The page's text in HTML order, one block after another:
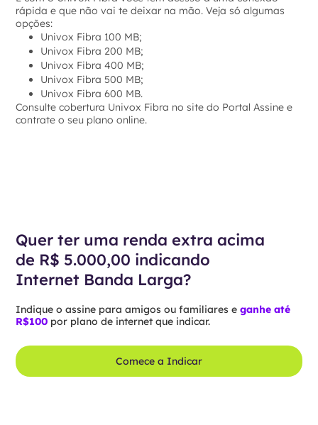
rápida e que não vai te deixar na mão. Veja só algumas
opções:
Univox Fibra 100 MB;
Univox Fibra 200 MB;
Univox Fibra 400 MB;
Univox Fibra 500 MB;
Univox Fibra 600 MB.
Consulte cobertura Univox Fibra no site do Portal Assine e
contrate o seu plano online.
Quer ter uma renda extra acima
de R$ 5.000,00 indicando
Internet Banda Larga?
Indique o assine para amigos ou familiares eganhe até
R$100 por plano de internet que indicar.
Comece a Indicar